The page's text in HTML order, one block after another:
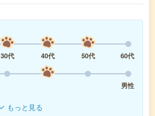
30代 40代 50代
60代
男性
もっと見る